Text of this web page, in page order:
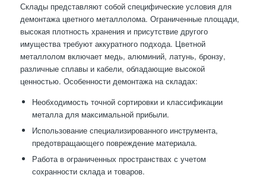
Склады представляют собой специфические условия для
демонтажа цветного металлолома. Ограниченные площади,
высокая плотность хранения и присутствие другого
имущества требуют аккуратного подхода. Цветной
металлолом включает медь, алюминий, латунь, бронзу,
различные сплавы и кабели, обладающие высокой
ценностью. Особенности демонтажа на складах:
Необходимость точной сортировки и классификации
металла для максимальной прибыли.
Использование специализированного инструмента,
предотвращающего повреждение материала.
Работа в ограниченных пространствах с учетом
сохранности склада и товаров.